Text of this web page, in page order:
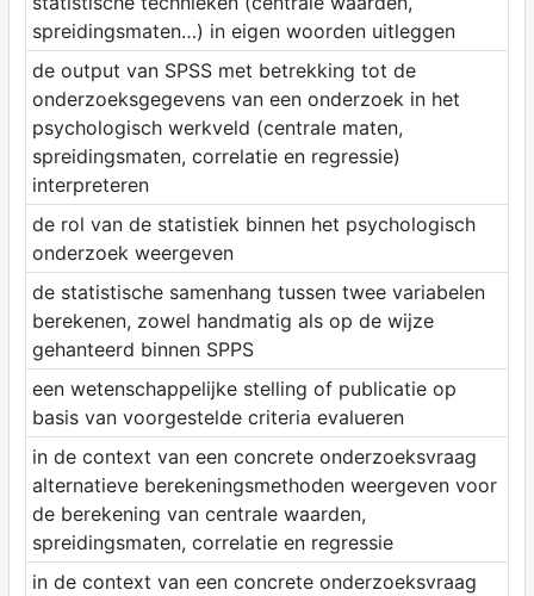
spreidingsmaten…) in eigen woorden uitleggen
de output van SPSS met betrekking tot de
onderzoeksgegevens van een onderzoek in het
psychologisch werkveld (centrale maten,
spreidingsmaten, correlatie en regressie)
interpreteren
de rol van de statistiek binnen het psychologisch
onderzoek weergeven
de statistische samenhang tussen twee variabelen
berekenen, zowel handmatig als op de wijze
gehanteerd binnen SPPS
een wetenschappelijke stelling of publicatie op
basis van voorgestelde criteria evalueren
in de context van een concrete onderzoeksvraag
alternatieve berekeningsmethoden weergeven voor
de berekening van centrale waarden,
spreidingsmaten, correlatie en regressie
in de context van een concrete onderzoeksvraag